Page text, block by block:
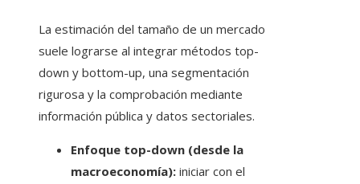
La estimación del tamaño de un mercado
suele lograrse al integrar métodos top-
down y bottom-up, una segmentación
rigurosa y la comprobación mediante
información pública y datos sectoriales.
Enfoque top-down (desde la
macroeconomía): iniciar con el